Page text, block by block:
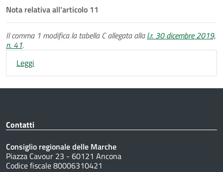
Nota relativa all'articolo 11
Il comma 1 modifica la tabella C allegata allal.r. 30 dicembre 2019,
n. 41.
Leggi
Contatti
Consiglio regionale delle Marche
Piazza Cavour 23 - 60121 Ancona
Codice fiscale 80006310421